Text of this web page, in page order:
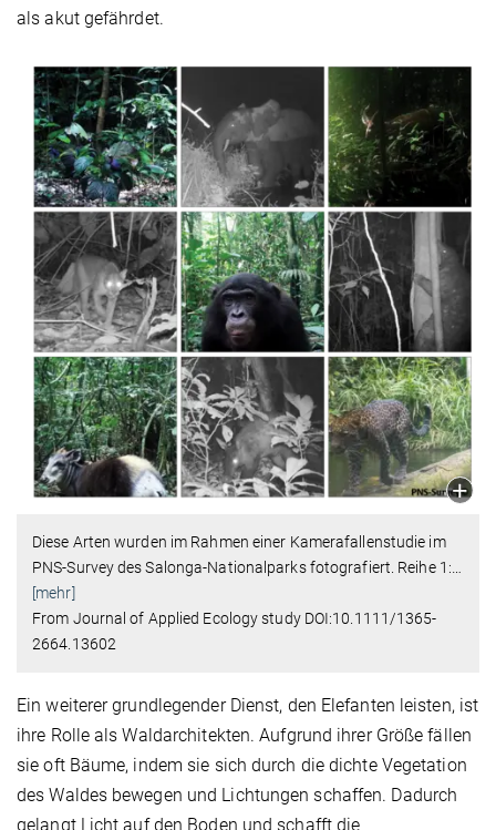
als akut gefährdet.
Diese Arten wurden im Rahmen einer Kamerafallenstudie im
PNS-Survey des Salonga-Nationalparks fotografiert. Reihe 1:
[mehr]
From Journal of Applied Ecology study DOI:10.1111/1365-
2664.13602
Ein weiterer grundlegender Dienst, den Elefanten leisten, ist
ihre Rolle als Waldarchitekten. Aufgrund ihrer Größe fällen
sie oft Bäume, indem sie sich durch die dichte Vegetation
des Waldes bewegen und Lichtungen schaffen. Dadurch
gelangt Licht auf den Boden und schafft die